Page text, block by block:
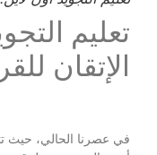
تعليم
الإتقان
في عصرنا الحالي، حيث